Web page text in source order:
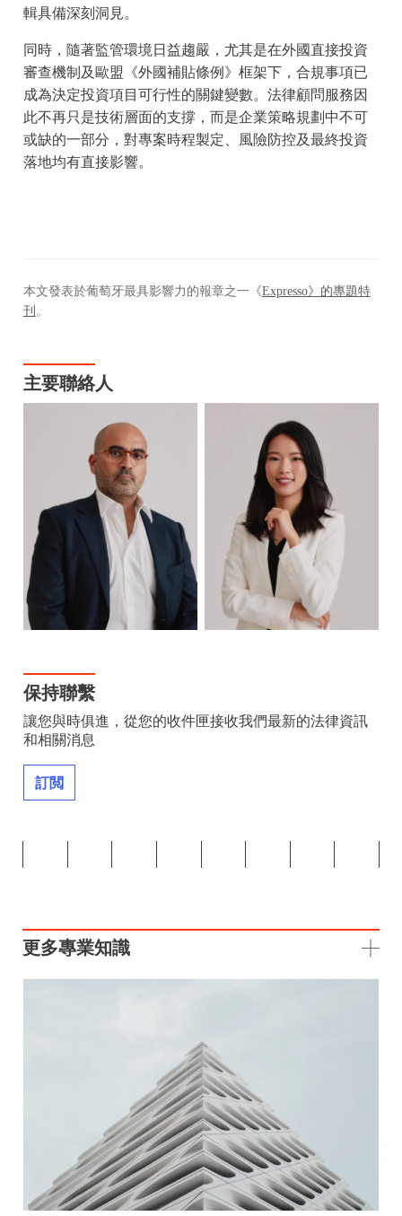
輯具備深刻洞見。
同時，隨著監管環境日益趨嚴，尤其是在外國直接投資
審查機制及歐盟《外國補貼條例》框架下，合規事項已
成為決定投資項目可行性的關鍵變數。法律顧問服務因
此不再只是技術層面的支撐，而是企業策略規劃中不可
或缺的一部分，對專案時程製定、風險防控及最終投資
落地均有直接影響。
本文發表於葡萄牙最具影響力的報章之一《Expresso》的專題特
刊 。
主要聯絡人
保持聯繫
讓您與時俱進，從您的收件匣接收我們最新的法律資訊
和相關消息
訂閲
更多專業知識